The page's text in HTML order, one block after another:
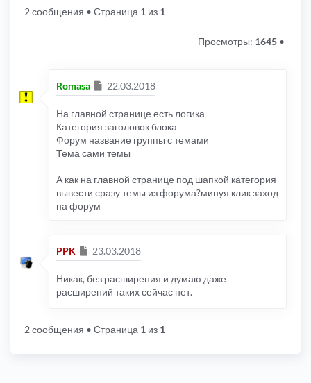
2 сообщения • Страница 1 из 1
Просмотры: 1645 •
Romasa Сообщение
22.03.2018
На главной странице есть логика
Категория заголовок блока
Форум название группы с темами
Тема сами темы
А как на главной странице под шапкой категория
вывести сразу темы из форума?минуя клик заход
на форум
PPK Сообщение
23.03.2018
Никак, без расширения и думаю даже
расширений таких сейчас нет.
2 сообщения • Страница 1 из 1